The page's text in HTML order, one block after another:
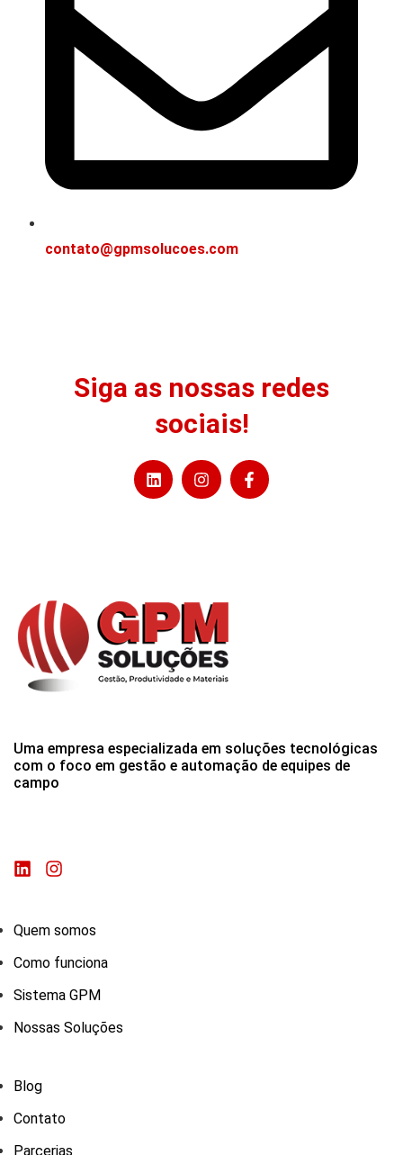
contato@gpmsolucoes.com
Siga as nossas redes
sociais!
Uma empresa especializada em soluções tecnológicas
com o foco em gestão e automação de equipes de
campo
Quem somos
Como funciona
Sistema GPM
Nossas Soluções
Blog
Contato
Parcerias